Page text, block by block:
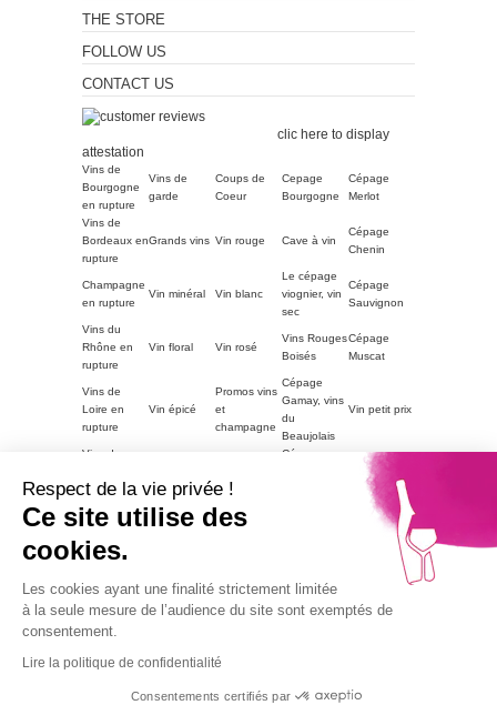
THE STORE
FOLLOW US
CONTACT US
clic here to display
attestation
Vins de
Bourgogne
en rupture
Vins de
garde
Coups de
Coeur
Cepage
Bourgogne
Cépage
Merlot
Vins de
Bordeaux en
rupture
Grands vins Vin rouge Cave à vin
Cépage
Chenin
Champagne
en rupture
Vin minéral Vin blanc
Le cépage
viognier, vin
sec
Cépage
Sauvignon
Vins du
Rhône en
rupture
Vin floral Vin rosé
Vins Rouges
Boisés
Cépage
Muscat
Vins de
Loire en
rupture
Vin épicé
Promos vins
et
champagne
Cépage
Gamay, vins
du
Beaujolais
Vin petit prix
Vins du
en rupture
tanniques
METS
Cépage
Champagne
petit prix
Autres
régions en
rupture
Vins
LE VIN PAR
Vin blanc
Vins de
en rupture
Part2
Vins corsés Vouvray
Chardonnay
Vins fruités
Alcohol abuse is dangerous for health, consume with
moderation.
Respect de la vie privée !
Ce site utilise des
cookies.
Les cookies ayant une finalité strictement limitée
à la seule mesure de l’audience du site sont exemptés de
consentement.
Lire la politique de confidentialité
Consentements certifiés par